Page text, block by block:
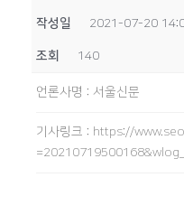
작성일 2021-07-20
조회 140
언론사명 : 서울신문
기사링크 : https://